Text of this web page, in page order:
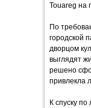
Touareg на
По
городской
дворцом
выглядят
решено
привлекла
К спуску